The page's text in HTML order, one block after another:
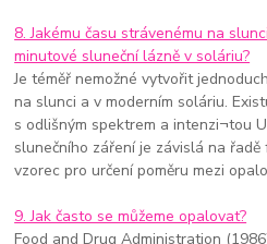
8. Jakému času strávenému na
minutové sluneční lázně v soláriu?
Je téměř nemožné vytvořit
na slunci a v moderním soláriu.
s odlišným spektrem a intenzi¬tou
slunečního záření je závislá na
vzorec pro určení poměru mezi
9. Jak často se můžeme opalovat?
Food and Drug Administration